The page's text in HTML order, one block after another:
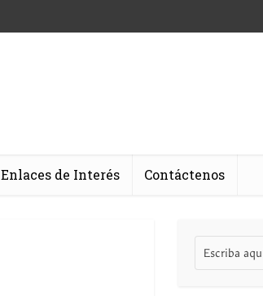
Enlaces de Interés Contáctenos